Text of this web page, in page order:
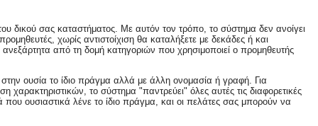
δικού σας καταστήματος. Με αυτόν τον τρόπο, το σύστημα δεν ανοίγει
χωρίς αντιστοίχιση θα καταλήξετε με δεκάδες ή και
από τη δομή κατηγοριών που χρησιμοποιεί ο προμηθευτής
στην ουσία το ίδιο πράγμα αλλά με άλλη ονομασία ή γραφή. Για
το σύστημα "παντρεύει" όλες αυτές τις διαφορετικές
που ουσιαστικά λένε το ίδιο πράγμα, και οι πελάτες σας μπορούν να